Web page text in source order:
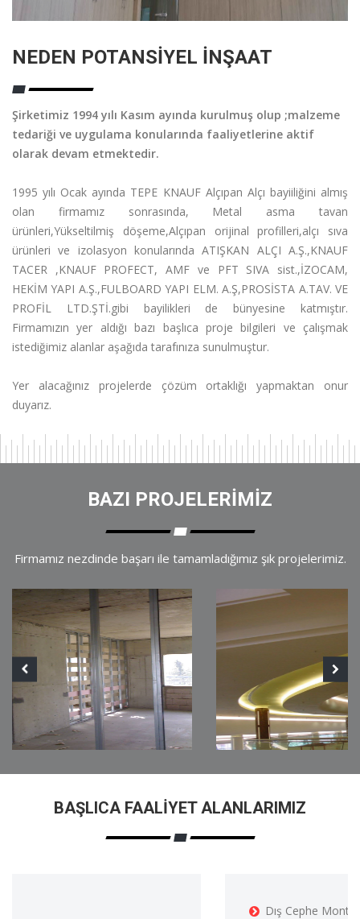
NEDEN POTANSIYEL İNŞAAT
Şirketimiz 1994 yılı Kasım ayında kurulmuş olup ;malzeme
tedariği ve uygulama konularında faaliyetlerine aktif
olarak devam etmektedir.
1995 yılı Ocak ayında TEPE KNAUF Alçıpan Alçı bayiiliğini almış
olan firmamız sonrasında, Metal asma tavan
ürünleri,Yükseltilmiş döşeme,Alçıpan orijinal profilleri,alçı sıva
ürünleri ve izolasyon konularında ATIŞKAN ALÇI A.Ş.,KNAUF
TACER ,KNAUF PROFECT, AMF ve PFT SIVA sist.,İZOCAM,
HEKİM YAPI A.Ş.,FULBOARD YAPI ELM. A.Ş,PROSİSTA A.TAV. VE
PROFİL LTD.ŞTİ.gibi bayilikleri de bünyesine katmıştır.
Firmamızın yer aldığı bazı başlıca proje bilgileri ve çalışmak
istediğimiz alanlar aşağıda tarafınıza sunulmuştur.
Yer alacağınız projelerde çözüm ortaklığı yapmaktan onur
duyarız.
BAZI PROJELERIMIZ
Firmamız nezdinde başarı ile tamamladığımız şık projelerimiz.
BAŞLICA FAALIYET ALANLARIMIZ
Dış Cephe Montalama Uygulamaları